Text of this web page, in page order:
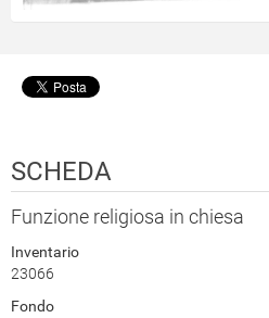
SCHEDA
Funzione religiosa in chiesa
Inventario
23066
Fondo